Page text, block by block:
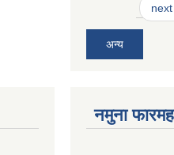
next
अन्य
नमुना